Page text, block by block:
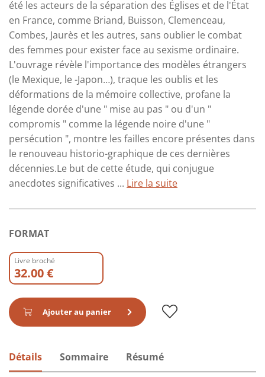
été les acteurs de la séparation des Églises et de l'État
en France, comme Briand, Buisson, Clemenceau,
Combes, Jaurès et les autres, sans oublier le combat
des femmes pour exister face au sexisme ordinaire.
L'ouvrage révèle l'importance des modèles étrangers
(le Mexique, le -Japon…), traque les oublis et les
déformations de la mémoire collective, profane la
légende dorée d'une " mise au pas " ou d'un "
compromis " comme la légende noire d'une "
persécution ", montre les failles encore présentes dans
le renouveau historio-graphique de ces dernières
décennies.Le but de cette étude, qui conjugue
anecdotes significatives ... Lire la suite
FORMAT
Livre broché
32.00 €
Ajouter au panier
Détails Sommaire Résumé